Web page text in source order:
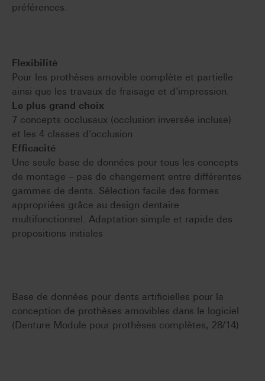
préférences.
Flexibilité
Pour les prothèses amovible complète et partielle
ainsi que les travaux de fraisage et d'impression.
Le plus grand choix
7 concepts occlusaux (occlusion inversée incluse)
et les 4 classes d'occlusion
Efficacité
Une seule base de données pour tous les concepts
de montage – pas de changement entre différentes
gammes de dents. Sélection facile des formes
appropriées grâce au design dentaire
multifonctionnel. Adaptation simple et rapide des
propositions initiales
Base de données pour dents artificielles pour la
conception de prothèses amovibles dans le logiciel
(Denture Module pour prothèses complètes, 28/14)